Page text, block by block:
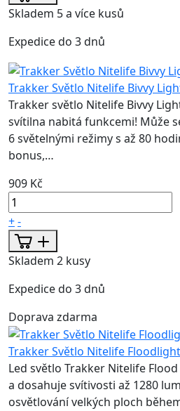
Skladem 5 a více kusů
Expedice do 3 dnů
Trakker Světlo Nitelife Bivvy
Trakker světlo Nitelife Bivvy
svítilna nabitá funkcemi! Může
6 světelnými režimy s až 80
bonus,…
909 Kč
+-
Skladem 2 kusy
Expedice do 3 dnů
Doprava zdarma
Trakker Světlo Nitelife
Led světlo Trakker Nitelife
a dosahuje svítivosti až 1280
osvětlování velkých ploch